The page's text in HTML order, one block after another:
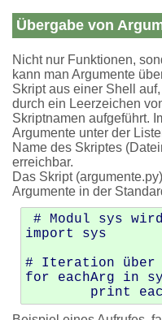
Übergabe von
Nicht nur Funktionen,
kann man Argumente
Skript aus einer Shell
durch ein Leerzeichen
Skriptnamen aufgeführt.
Argumente unter der
Name des Skriptes
erreichbar.
Das Skript
Argumente in der
import
# Iteration über
for eachArg in